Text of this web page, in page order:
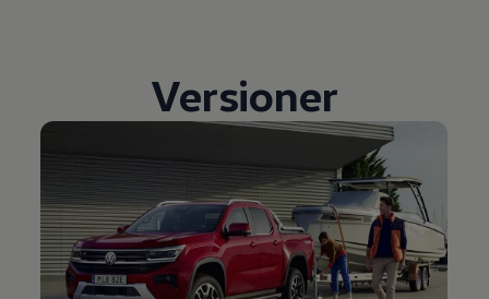
Versioner